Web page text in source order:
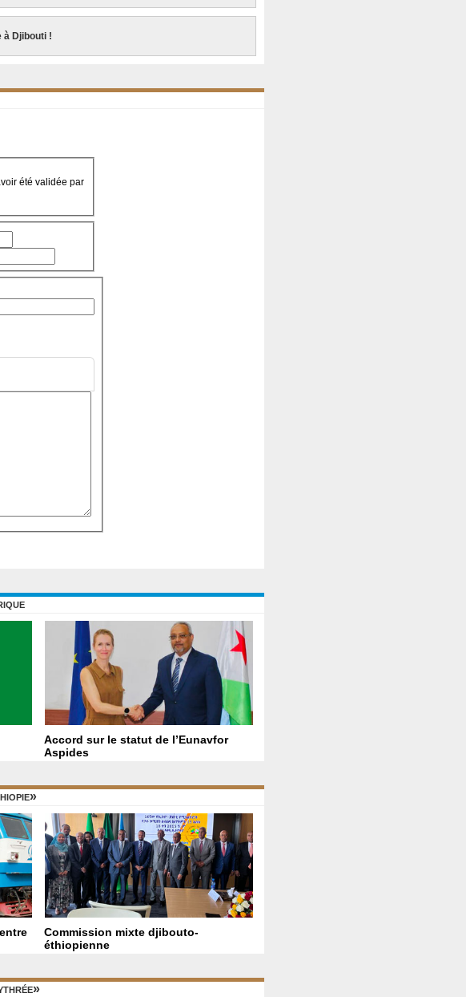
à Djibouti !
été validée par
Accord sur le statut de l’Eunavfor
Aspides
Commission mixte djibouto-
éthiopienne